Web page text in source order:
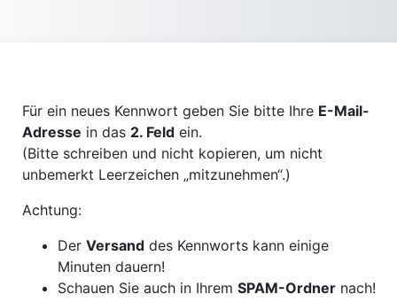
Für ein neues Kennwort geben Sie bitte Ihre E-Mail-
Adresse in das 2. Feldein.
(Bitte schreiben und nicht kopieren, um nicht
unbemerkt Leerzeichen „mitzunehmen“.)
Achtung:
Der Versanddes Kennworts kann einige
Minuten dauern!
Schauen Sie auch in Ihrem SPAM-Ordnernach!